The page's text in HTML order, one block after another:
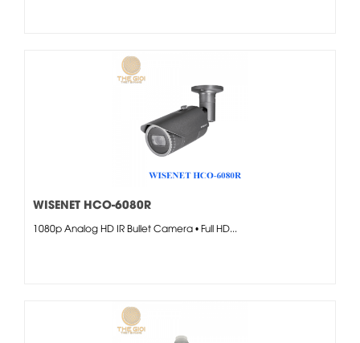
WISENET HCO-6080R
1080p Analog HD IR Bullet Camera • Full HD...